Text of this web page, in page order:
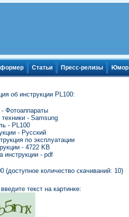
Статьи Пресс-релизы Юмор
об инструкции PL100:
- Фотоаппараты
- Samsung
- PL100
- Русский
по эксплуатации
- 4722 KB
инструкции - pdf
(доступное количество скачиваний: 10)
текст на картинке: